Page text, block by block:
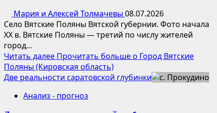
Мария и Алексей Толмачевы 08.07.2026
Село Вятские Поляны Вятской губернии. Фото начала
XX в. Вятские Поляны — третий по числу жителей
город...
Читать далее Прочитать больше о Город Вятские
Поляны (Кировская область)
Две реальности саратовской глубинки
Анализ - прогноз